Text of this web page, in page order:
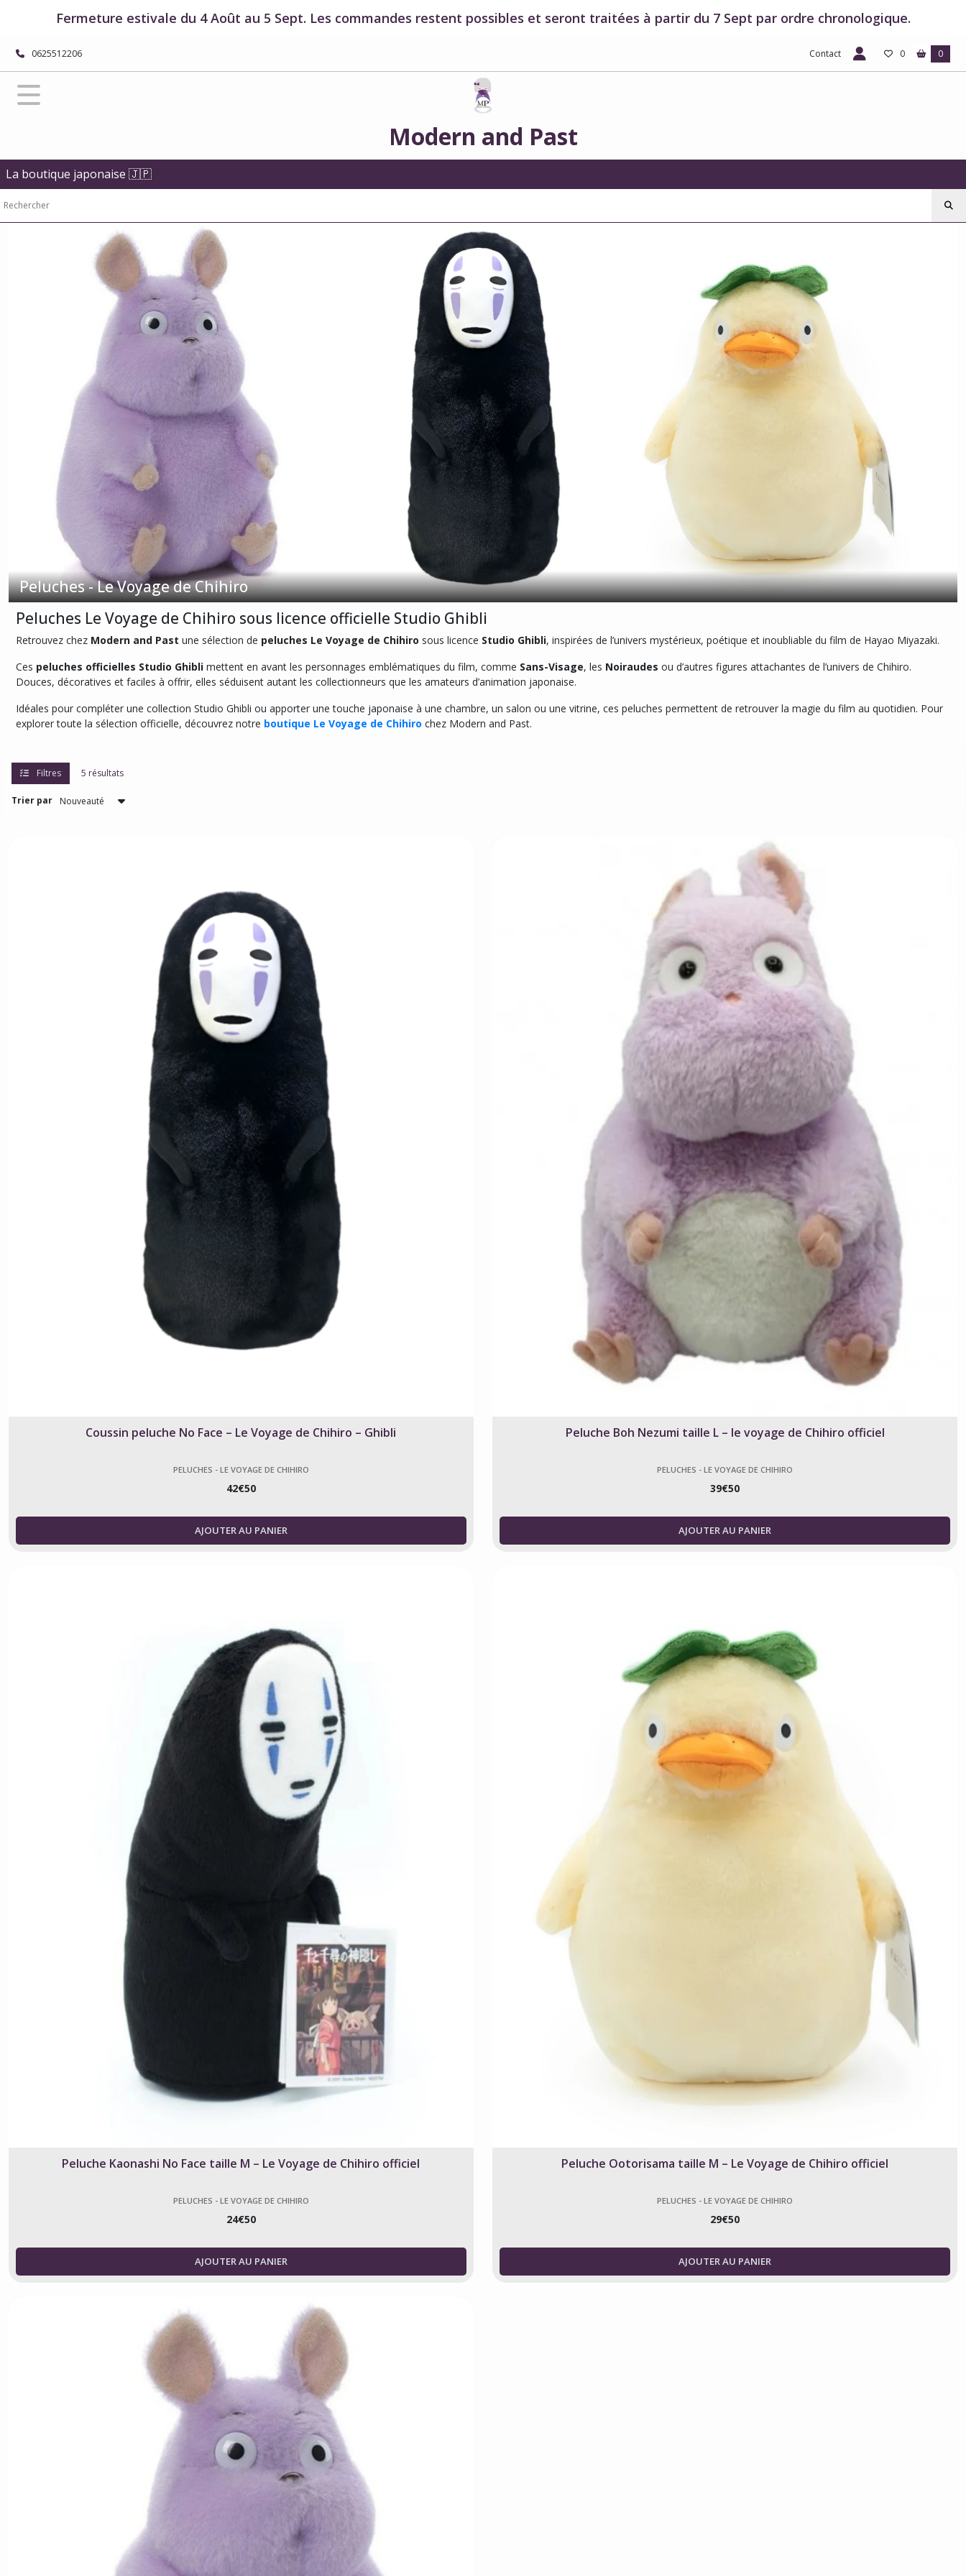
Fermeture estivale du 4 Août au 5 Sept. Les commandes restent possibles et seront traitées à partir du 7 Sept par ordre chronologique.
0625512206 Contact 0 0
Modern and Past
La boutique japonaise 🇯🇵
Peluches - Le Voyage de Chihiro
Peluches Le Voyage de Chihiro sous licence officielle Studio Ghibli
Retrouvez chez Modern and Past une sélection de peluches Le Voyage de Chihiro sous licence Studio Ghibli, inspirées de l’univers mystérieux, poétique et inoubliable du film de Hayao Miyazaki.
Ces peluches officielles Studio Ghibli mettent en avant les personnages emblématiques du film, comme Sans-Visage, les Noiraudes ou d’autres figures attachantes de l’univers de Chihiro.
Douces, décoratives et faciles à offrir, elles séduisent autant les collectionneurs que les amateurs d’animation japonaise.
Idéales pour compléter une collection Studio Ghibli ou apporter une touche japonaise à une chambre, un salon ou une vitrine, ces peluches permettent de retrouver la magie du film au quotidien. Pour
explorer toute la sélection officielle, découvrez notre boutique Le Voyage de Chihiro chez Modern and Past.
Filtres 5 résultats
Trier par
Coussin peluche No Face – Le Voyage de Chihiro – Ghibli
PELUCHES - LE VOYAGE DE CHIHIRO
42€50
AJOUTER AU PANIER
Peluche Boh Nezumi taille L – le voyage de Chihiro officiel
PELUCHES - LE VOYAGE DE CHIHIRO
39€50
AJOUTER AU PANIER
Peluche Kaonashi No Face taille M – Le Voyage de Chihiro officiel
PELUCHES - LE VOYAGE DE CHIHIRO
24€50
AJOUTER AU PANIER
Peluche Ootorisama taille M – Le Voyage de Chihiro officiel
PELUCHES - LE VOYAGE DE CHIHIRO
29€50
AJOUTER AU PANIER
FILTRES
Tous
Ghibli
Boutique
Le
Voyage